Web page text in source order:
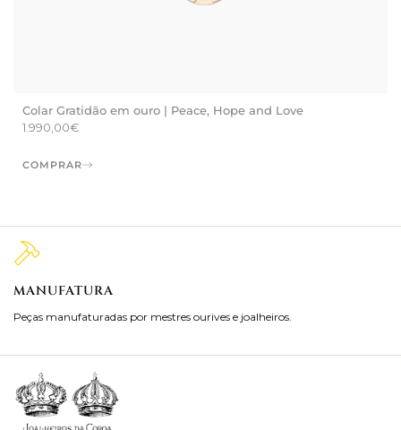
Colar Gratidão em ouro | Peace, Hope and Love
1.990,00€
COMPRAR
MANUFATURA
Peças manufaturadas por mestres ourives e joalheiros.